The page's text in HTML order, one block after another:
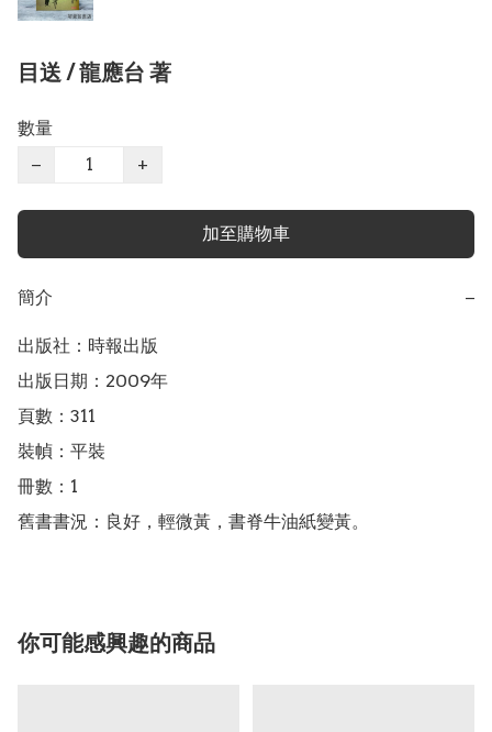
目送 / 龍應台 著
數量
−
+
加至購物車
簡介 −
出版社：時報出版
出版日期：2009年
頁數：311
裝幀：平裝
冊數：1
舊書書況：良好，輕微黃，書脊牛油紙變黃。
你可能感興趣的商品